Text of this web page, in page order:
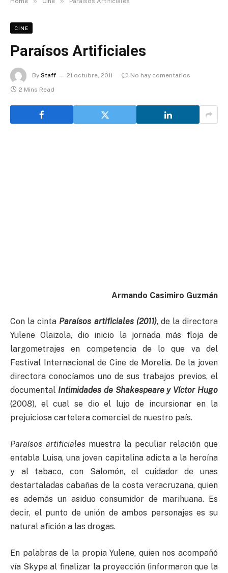
CINE
Paraísos Artificiales
By Staff 21 octubre, 2011
No hay comentarios
2 Mins Read
Armando Casimiro Guzmán
Con la cinta Paraísos artificiales (2011), de la directora
Yulene Olaizola, dio inicio la jornada más floja de
largometrajes en competencia de lo que va del
Festival Internacional de Cine de Morelia. De la joven
directora conocíamos uno de sus trabajos previos, el
documental Intimidades de Shakespeare y Víctor Hugo
(2008), el cual se dio el lujo de incursionar en la
prejuiciosa cartelera comercial de nuestro país.
Paraísos artificiales muestra la peculiar relación que
entabla Luisa, una joven capitalina adicta a la heroína
y al tabaco, con Salomón, el cuidador de unas
destartaladas cabañas de la costa veracruzana, quien
es además un asiduo consumidor de marihuana. Es
decir, el punto de unión de ambos personajes es su
natural afición a las drogas.
En palabras de la propia Yulene, quien nos acompañó
vía Skype al finalizar la proyección (informaron que la